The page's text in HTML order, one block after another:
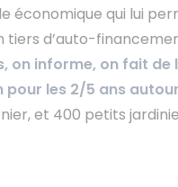
économique qui lui
d’auto-
informe, on fait de
les 2/5 ans
et 400 petits